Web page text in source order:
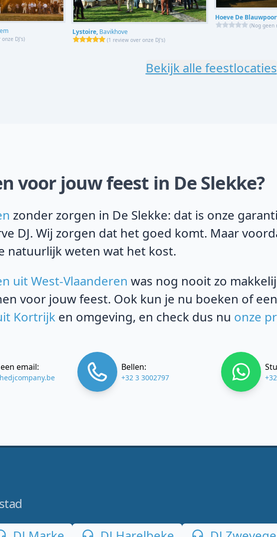
DJ's)
Lystoire, Bavikhove
(1 review over onze DJ's)
Hoeve De
(Nog geen
Bekijk alle feestlocaties
voor jouw feest in De Slekke?
zonder zorgen in De Slekke: dat is onze
DJ. Wij zorgen dat het goed komt. Maar
natuurlijk weten wat het kost.
uit West-Vlaanderen was nog nooit zo
voor jouw feest. Ook kun je nu boeken of
Kortrijk en omgeving, en check dus nu onze
email: Bellen:
+32 3 3002797